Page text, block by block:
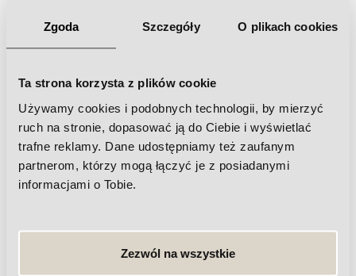
Zgoda Szczegóły O plikach cookies
Ta strona korzysta z plików cookie
Używamy cookies i podobnych technologii, by mierzyć
ruch na stronie, dopasować ją do Ciebie i wyświetlać
trafne reklamy. Dane udostępniamy też zaufanym
partnerom, którzy mogą łączyć je z posiadanymi
informacjami o Tobie.
Zezwól na wszystkie
Najczęściej zadawane pytania nt.
zabiegu Aquasure H2
Czy zabieg Aquasure H2 jest odpowiedni dla skóry
wrażliwej?
Czy oczyszczanie wodorowe Aquasure H2 może
dostarczane podczas zabiegu Aquasure H2?